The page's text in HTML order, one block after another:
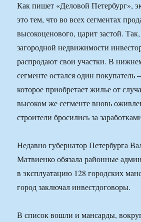
Как пишет «Деловой Петербург»,
это тем, что во всех сегментах
высокоценового, царит застой.
загородной недвижимости
распродают свои участки. В
сегменте остался один покупатель
которое приобретает жилье от
высоком же сегменте вновь
строители бросились за
Недавно губернатор Петербурга
Матвиенко обязала районные
в эксплуатацию 128 городских
город заключал инвестдоговоры.
В список вошли и мансарды,